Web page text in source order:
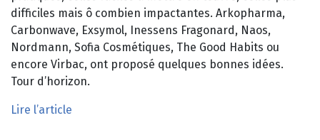
difficiles mais ô combien impactantes. Arkopharma,
Carbonwave, Exsymol, Inessens Fragonard, Naos,
Nordmann, Sofia Cosmétiques, The Good Habits ou
encore Virbac, ont proposé quelques bonnes idées.
Tour d’horizon.
Lire l’article